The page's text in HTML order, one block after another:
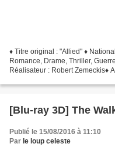
♦ Titre original : "Allied" ♦
Romance, Drame, Thriller,
Réalisateur : Robert Zemeckis♦
[Blu-ray 3D] The
Publié le 15/08/2016 à 11:10
Par le loup celeste